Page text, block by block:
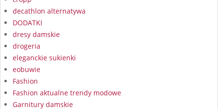
decathlon alternatywa
DODATKI
dresy damskie
drogeria
eleganckie sukienki
eobuwie
Fashion
Fashion aktualne trendy modowe
Garnitury damskie